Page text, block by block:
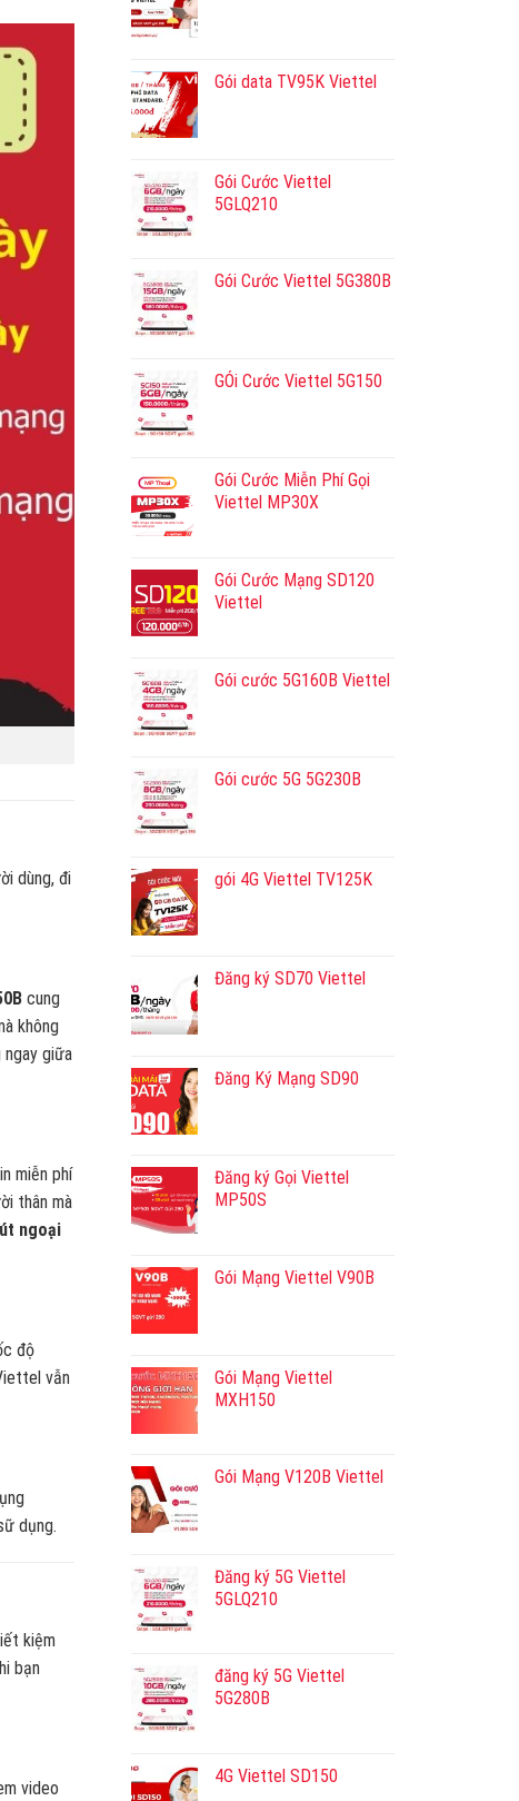
dùng, đi
cung
không
giữa
miễn phí
thân mà
ngoại
độ
vẫn
dụng.
kiệm
bạn
video
Gói data TV95K Viettel
Gói Cước Viettel
5GLQ210
Gói Cước Viettel 5G380B
GÓi Cước Viettel 5G150
Gói Cước Miễn Phí Gọi
Viettel MP30X
Gói Cước Mạng SD120
Viettel
Gói cước 5G160B Viettel
Gói cước 5G 5G230B
gói 4G Viettel TV125K
Đăng ký SD70 Viettel
Đăng Ký Mạng SD90
Đăng ký Gọi Viettel
MP50S
Gói Mạng Viettel V90B
Gói Mạng Viettel
MXH150
Gói Mạng V120B Viettel
Đăng ký 5G Viettel
5GLQ210
đăng ký 5G Viettel
5G280B
4G Viettel SD150